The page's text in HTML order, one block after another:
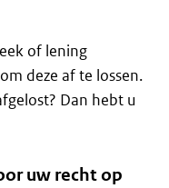
of lening
deze af te lossen.
Dan hebt u
uw recht op